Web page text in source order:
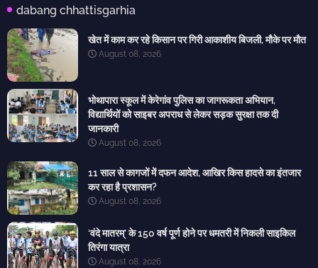
dabang chhattisgarhia
खेत में काम कर रहे किसान पर गिरी आकाशीय बिजली, मौके पर मौत
August 08, 2026
भोथापारा स्कूल में केरेगांव पुलिस का जागरूकता अभियान,
विद्यार्थियों को साइबर अपराध से लेकर सड़क सुरक्षा तक दी
जानकारी
August 08, 2026
11 साल से कागजों में दफन आदेश, आखिर किस हादसे का इंतजार
कर रहा है प्रशासन?
August 08, 2026
‘वंदे मातरम्’ के 150 वर्ष पूर्ण होने पर धमतरी में निकली साइकिल
तिरंगा यात्रा
August 08, 2026